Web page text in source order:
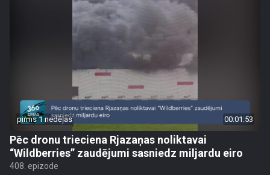
pirms 1 nedēļas 00:01:53
Pēc dronu trieciena Rjazaņas noliktavai
“Wildberries” zaudējumi sasniedz miljardu eiro
408. epizode